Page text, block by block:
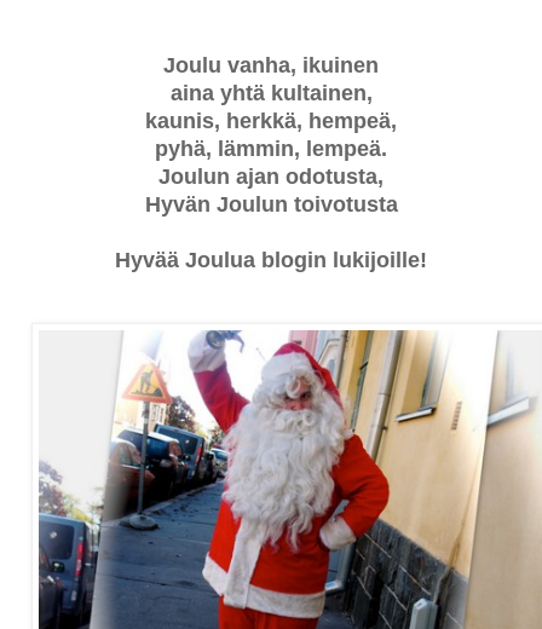
Joulu vanha, ikuinen
aina yhtä kultainen,
kaunis, herkkä, hempeä,
pyhä, lämmin, lempeä.
Joulun ajan odotusta,
Hyvän Joulun toivotusta
Hyvää Joulua blogin lukijoille!